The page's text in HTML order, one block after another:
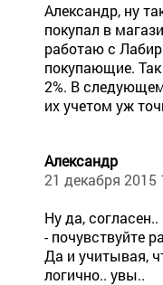
Александр, ну
покупал в
работаю с
покупающие.
2%. В
их учетом уж
Александр
21 декабря 2015
Ну да,
- почувствуйте
Да и учитывая,
логично.. увы..